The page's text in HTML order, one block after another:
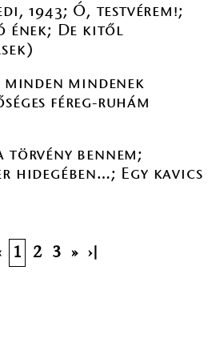
1943; Ó, testvérem!;
ének; De kitől
mindenek
féreg-ruhám
törvény bennem;
hidegében…; Egy kavics
1 2 3 » ›|